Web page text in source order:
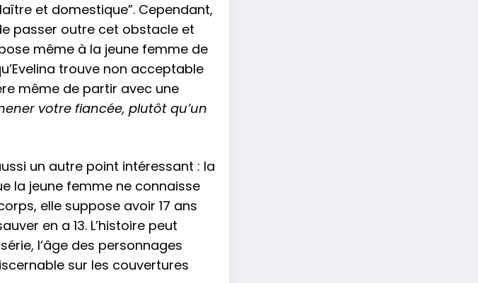
et domestique”. Cependant,
passer outre cet obstacle et
même à la jeune femme de
trouve non acceptable
même de partir avec une
votre fiancée, plutôt qu’un
un autre point intéressant : la
la jeune femme ne connaisse
elle suppose avoir 17 ans
en a 13. L’histoire peut
l’âge des personnages
sur les couvertures